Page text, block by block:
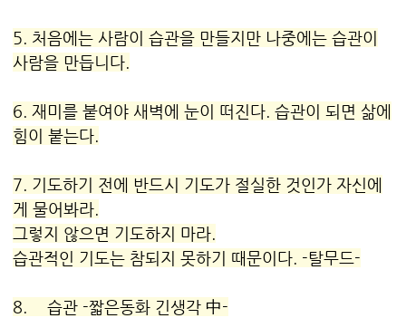
5. 처음에는 사람이 습관을 만들지만 나중에는 습관이
사람을 만듭니다.
6. 재미를 붙여야 새벽에 눈이 떠진다. 습관이 되면 삶에
힘이 붙는다.
7. 기도하기 전에 반드시 기도가 절실한 것인가 자신에
게 물어봐라.
그렇지 않으면 기도하지 마라.
습관적인 기도는 참되지 못하기 때문이다. -탈무드-
8. 습관 -짧은동화 긴생각 中-